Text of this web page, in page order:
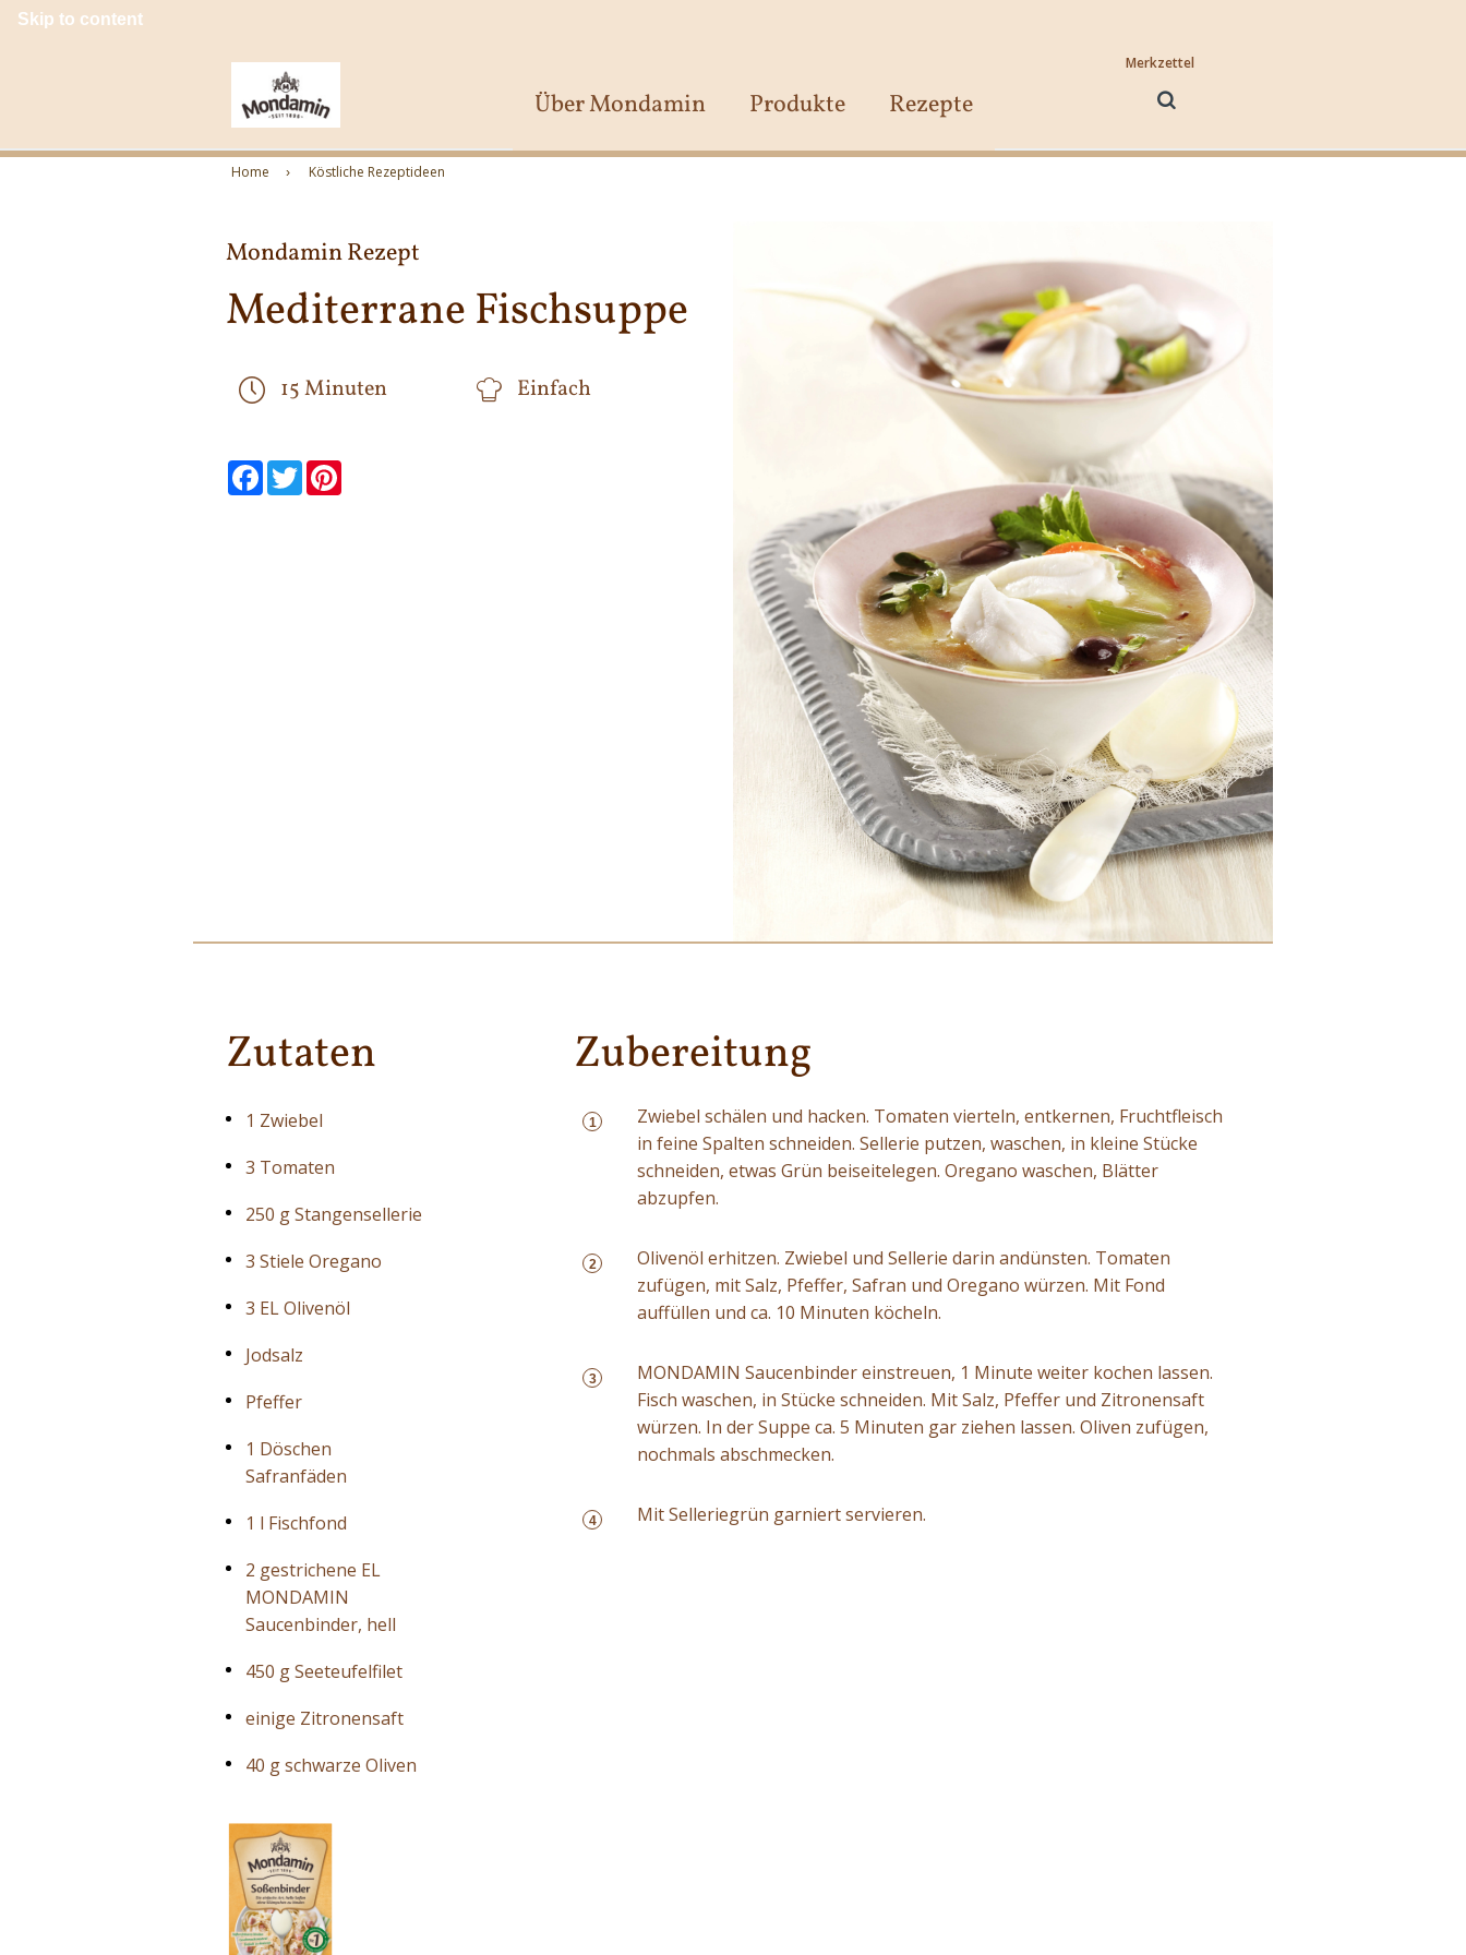
Skip to content
Über Mondamin Produkte Rezepte
Merkzettel
Home Köstliche Rezeptideen
Mondamin Rezept
Mediterrane Fischsuppe
15 Minuten Einfach
null
Facebook
null null
Twitter
null null
null
Zutaten
1 Zwiebel
3 Tomaten
250 g Stangensellerie
3 Stiele Oregano
3 EL Olivenöl
Jodsalz
Pfeffer
1 Döschen
Safranfäden
1 l Fischfond
2 gestrichene EL
MONDAMIN
Saucenbinder, hell
450 g Seeteufelfilet
einige Zitronensaft
40 g schwarze Oliven
Zubereitung
1
Zwiebel schälen und hacken. Tomaten vierteln, entkernen, Fruchtfleisch
in feine Spalten schneiden. Sellerie putzen, waschen, in kleine Stücke
schneiden, etwas Grün beiseitelegen. Oregano waschen, Blätter
abzupfen.
2
Olivenöl erhitzen. Zwiebel und Sellerie darin andünsten. Tomaten
zufügen, mit Salz, Pfeffer, Safran und Oregano würzen. Mit Fond
auffüllen und ca. 10 Minuten köcheln.
3
MONDAMIN Saucenbinder einstreuen, 1 Minute weiter kochen lassen.
Fisch waschen, in Stücke schneiden. Mit Salz, Pfeffer und Zitronensaft
würzen. In der Suppe ca. 5 Minuten gar ziehen lassen. Oliven zufügen,
nochmals abschmecken.
4 Mit Selleriegrün garniert servieren.